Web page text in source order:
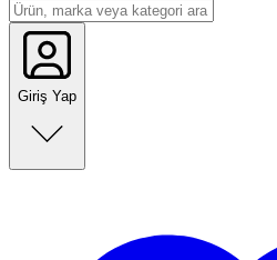
Giriş Yap